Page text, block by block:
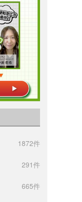
1872件
291件
665件